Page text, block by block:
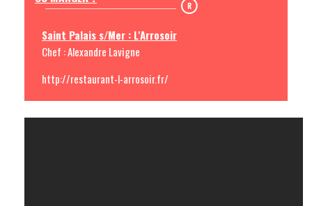
Saint Palais s/Mer : L'Arrosoir
Chef : Alexandre Lavigne
http://restaurant-l-arrosoir.fr/